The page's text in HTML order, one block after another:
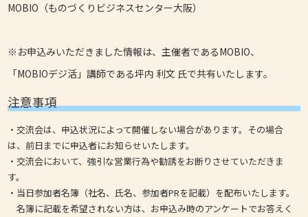
MOBIO（ものづくりビジネスセンター大阪）
※お申込みいただきました情報は、主催者であるMOBIO、
「MOBIOデジ活」講師である坪内 利文 氏で共有いたします。
注意事項
・交流会は、申込状況によって開催しない場合があります。その場合
は、前日までに申込者にお知らせいたします。
・交流会において、強引な営業行為や勧誘をお断りさせていただきま
す。
・当日参加者名簿（社名、氏名、参加者PRを記載）を配布いたします。
名簿に記載を希望されない方は、お申込み時のアンケートでお答えく